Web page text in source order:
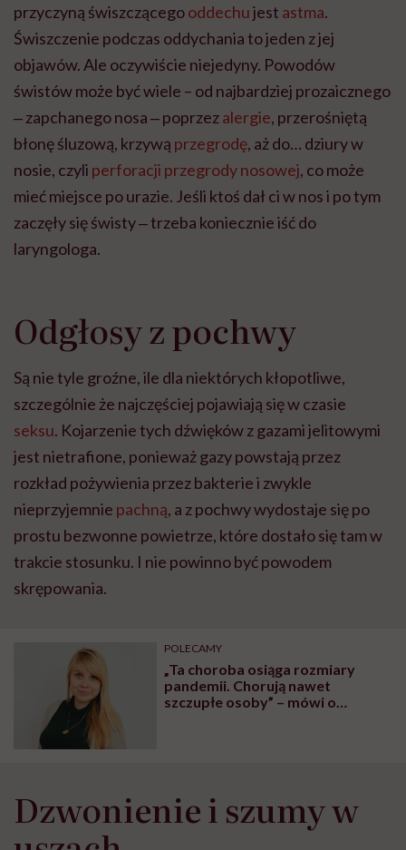
przyczyną świszczącegooddechujest astma.
Świszczenie podczas oddychania to jeden z jej
objawów. Ale oczywiście niejedyny. Powodów
świstów może być wiele – od najbardziej prozaicznego
‒ zapchanego nosa ‒ poprzezalergie, przerośniętą
błonę śluzową, krzywą przegrodę, aż do… dziury w
nosie, czyli perforacji przegrody nosowej, co może
mieć miejsce po urazie. Jeśli ktoś dał ci w nos i po tym
zaczęły się świsty ‒ trzeba koniecznie iść do
laryngologa.
Odgłosy z pochwy
Są nie tyle groźne, ile dla niektórych kłopotliwe,
szczególnie że najczęściej pojawiają się w czasie
seksu. Kojarzenie tych dźwięków z gazami jelitowymi
jest nietrafione, ponieważ gazy powstają przez
rozkład pożywienia przez bakterie i zwykle
nieprzyjemnie pachną, a z pochwy wydostaje się po
prostu bezwonne powietrze, które dostało się tam w
trakcie stosunku. I nie powinno być powodem
skrępowania.
POLECAMY
„Ta choroba osiąga rozmiary
pandemii. Chorują nawet
szczupłe osoby” – mówi o
Dzwonienie i szumy w